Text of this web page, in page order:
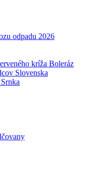
odpadu 2026
kríža Boleráz
Slovenska